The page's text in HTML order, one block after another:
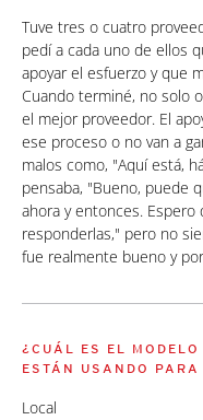
Tuve tres o cuatro
pedí a cada uno de ellos
apoyar el esfuerzo y que
Cuando terminé, no solo
el mejor proveedor. El
ese proceso o no van a
malos como, "Aquí está,
pensaba, "Bueno, puede
ahora y entonces.
responderlas," pero no
fue realmente bueno y
¿CUÁL ES EL
ESTÁN USANDO
Local